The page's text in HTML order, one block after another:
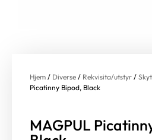
Hjem / Diverse / Rekvisita/utstyr /
Picatinny Bipod, Black
MAGPUL